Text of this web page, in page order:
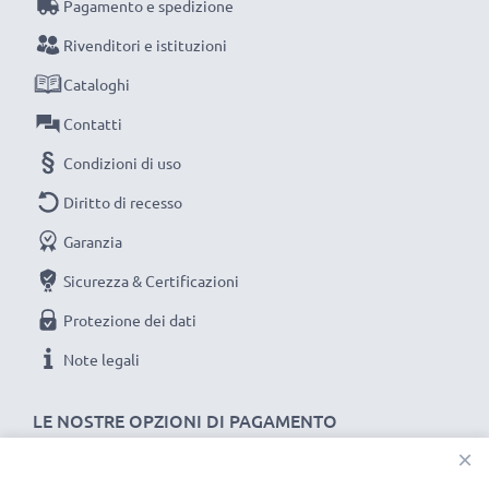
LE NOSTRE OPZIONI DI PAGAMENTO
Pagamento e spedizione
Rivenditori e istituzioni
Cataloghi
Contatti
Condizioni di uso
Diritto di recesso
Garanzia
Sicurezza & Certificazioni
Protezione dei dati
Note legali
×